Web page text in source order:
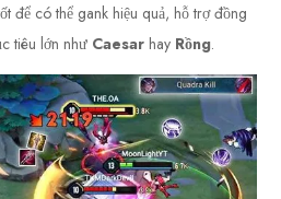
để có thể gank hiệu quả, hỗ trợ đồng
tiêu lớn như Caesar hay Rồng.